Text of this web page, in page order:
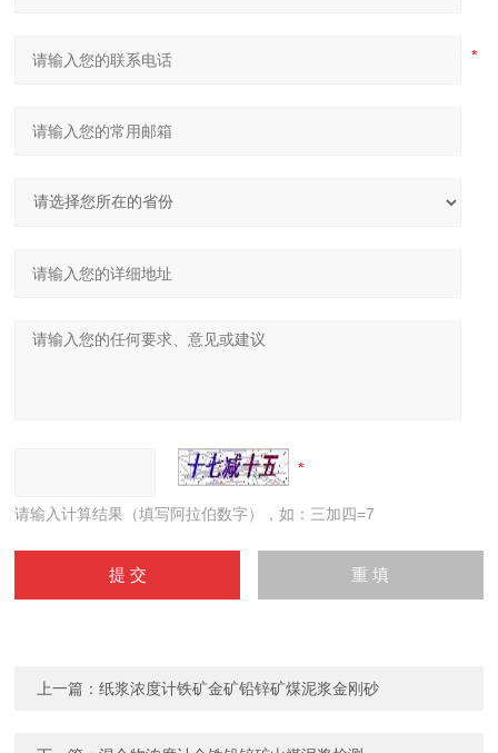
请输入计算结果（填写阿拉伯数字），如：三加四=7
上一篇：纸浆浓度计铁矿金矿铅锌矿煤泥浆金刚砂